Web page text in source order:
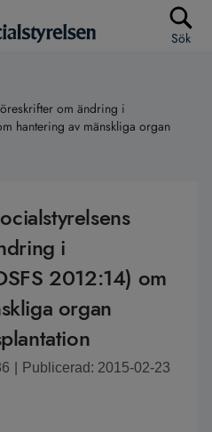
Sök
om ändring i
hantering av mänskliga organ
i
2012:14) om
organ
Publicerad: 2015-02-23